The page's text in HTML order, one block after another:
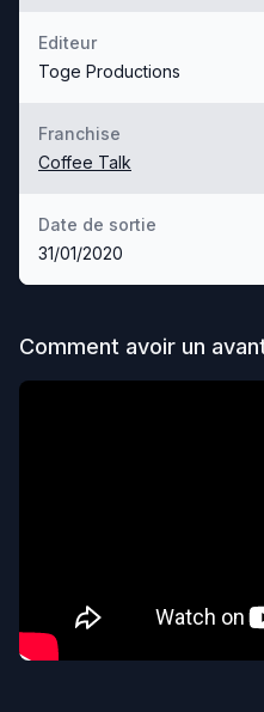
Editeur
Toge Productions
Franchise
Coffee Talk
Date de sortie
31/01/2020
Comment avoir un